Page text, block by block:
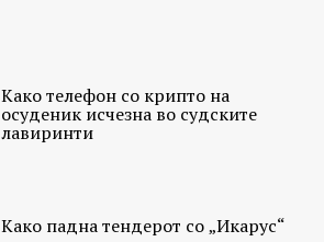
Како телефон со крипто на
осуденик исчезна во судските
лавиринти
Како падна тендерот со „Икарус“